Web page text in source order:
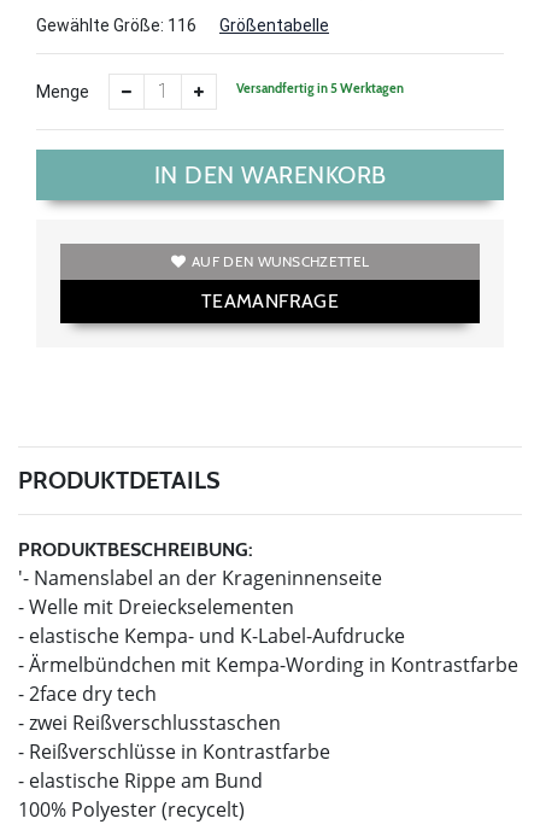
Gewählte Größe: 116 Größentabelle
Menge Versandfertig in 5 Werktagen
IN DEN WARENKORB
AUF DEN WUNSCHZETTEL
TEAMANFRAGE
PRODUKTDETAILS
PRODUKTBESCHREIBUNG:
'- Namenslabel an der Krageninnenseite
- Welle mit Dreieckselementen
- elastische Kempa- und K-Label-Aufdrucke
- Ärmelbündchen mit Kempa-Wording in Kontrastfarbe
- 2face dry tech
- zwei Reißverschlusstaschen
- Reißverschlüsse in Kontrastfarbe
- elastische Rippe am Bund
100% Polyester (recycelt)